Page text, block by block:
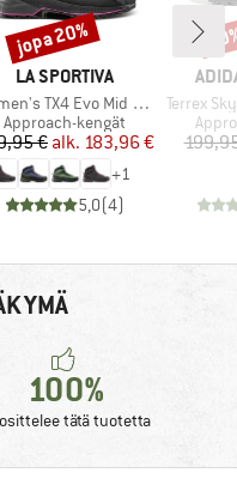
MERKKI
LA SPORTIVA
TX4 Evo Mid GTX
Tuoteryhmä
Approach-kengät
Hinta
€ Alennettu hinta
alk. 183,96 €
+1
5,0(4)
Alennus
jopa 20%
Tuote
Terrex
100%
tätä tuotetta